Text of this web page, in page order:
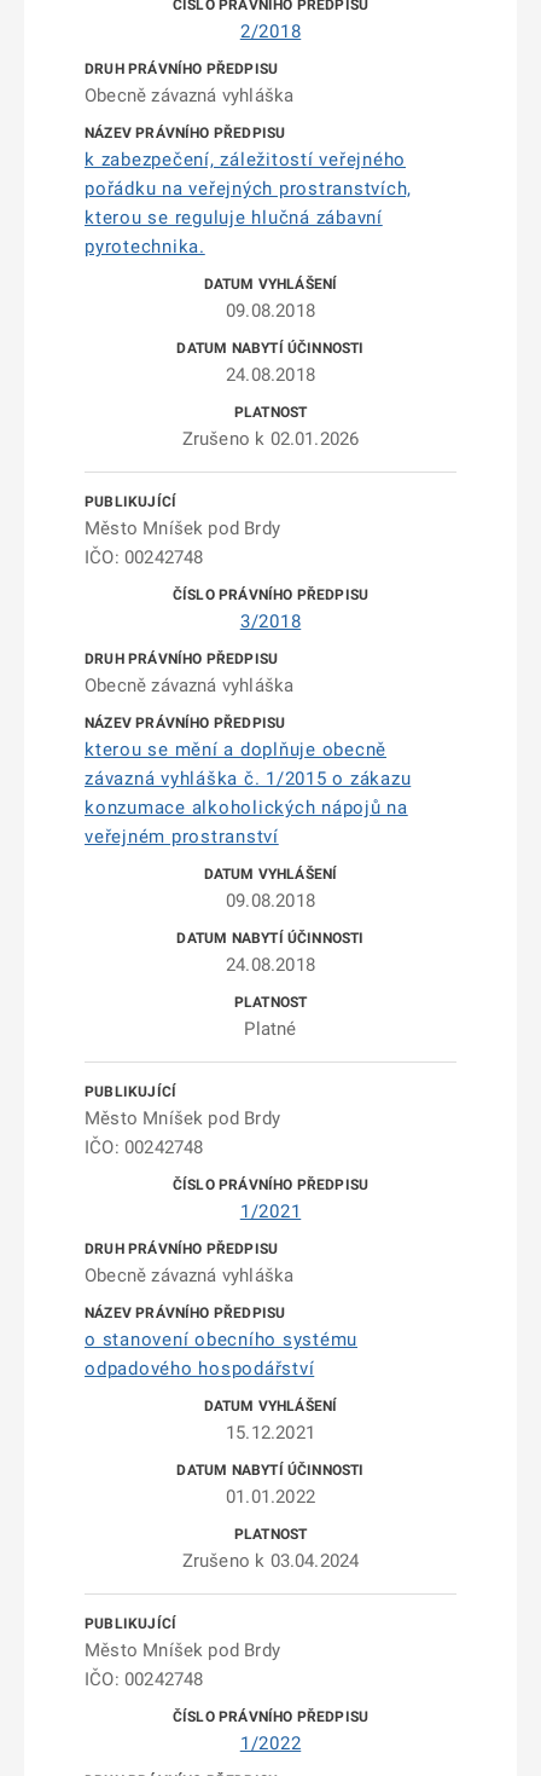
2/2018
Obecně závazná vyhláška
k zabezpečení, záležitostí veřejného
pořádku na veřejných prostranstvích,
kterou se reguluje hlučná zábavní
pyrotechnika.
09.08.2018
24.08.2018
Zrušeno k 02.01.2026
Město Mníšek pod Brdy
IČO: 00242748
3/2018
Obecně závazná vyhláška
kterou se mění a doplňuje obecně
závazná vyhláška č. 1/2015 o zákazu
konzumace alkoholických nápojů na
veřejném prostranství
09.08.2018
24.08.2018
Platné
Město Mníšek pod Brdy
IČO: 00242748
1/2021
Obecně závazná vyhláška
o stanovení obecního systému
odpadového hospodářství
15.12.2021
01.01.2022
Zrušeno k 03.04.2024
Město Mníšek pod Brdy
IČO: 00242748
1/2022